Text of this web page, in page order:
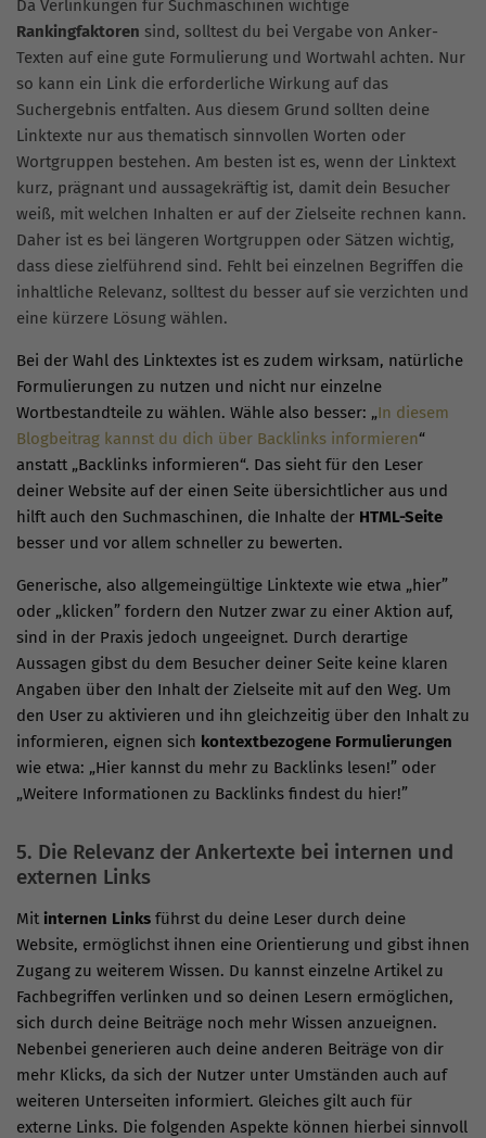
Da Verlinkungen für Suchmaschinen wichtige
Rankingfaktoren sind, solltest du bei Vergabe von Anker-
Texten auf eine gute Formulierung und Wortwahl achten. Nur
so kann ein Link die erforderliche Wirkung auf das
Suchergebnis entfalten. Aus diesem Grund sollten deine
Linktexte nur aus thematisch sinnvollen Worten oder
Wortgruppen bestehen. Am besten ist es, wenn der Linktext
kurz, prägnant und aussagekräftig ist, damit dein Besucher
weiß, mit welchen Inhalten er auf der Zielseite rechnen kann.
Daher ist es bei längeren Wortgruppen oder Sätzen wichtig,
dass diese zielführend sind. Fehlt bei einzelnen Begriffen die
inhaltliche Relevanz, solltest du besser auf sie verzichten und
eine kürzere Lösung wählen.
Bei der Wahl des Linktextes ist es zudem wirksam, natürliche
Formulierungen zu nutzen und nicht nur einzelne
Wortbestandteile zu wählen. Wähle also besser: „In diesem
Blogbeitrag kannst du dich über Backlinks informieren“
anstatt „Backlinks informieren“. Das sieht für den Leser
deiner Website auf der einen Seite übersichtlicher aus und
hilft auch den Suchmaschinen, die Inhalte der HTML-Seite
besser und vor allem schneller zu bewerten.
Generische, also allgemeingültige Linktexte wie etwa „hier”
oder „klicken” fordern den Nutzer zwar zu einer Aktion auf,
sind in der Praxis jedoch ungeeignet. Durch derartige
Aussagen gibst du dem Besucher deiner Seite keine klaren
Angaben über den Inhalt der Zielseite mit auf den Weg. Um
den User zu aktivieren und ihn gleichzeitig über den Inhalt zu
informieren, eignen sich kontextbezogene Formulierungen
wie etwa: „Hier kannst du mehr zu Backlinks lesen!” oder
„Weitere Informationen zu Backlinks findest du hier!”
5. Die Relevanz der Ankertexte bei internen und
externen Links
Mit internen Links führst du deine Leser durch deine
Website, ermöglichst ihnen eine Orientierung und gibst ihnen
Zugang zu weiterem Wissen. Du kannst einzelne Artikel zu
Fachbegriffen verlinken und so deinen Lesern ermöglichen,
sich durch deine Beiträge noch mehr Wissen anzueignen.
Nebenbei generieren auch deine anderen Beiträge von dir
mehr Klicks, da sich der Nutzer unter Umständen auch auf
weiteren Unterseiten informiert. Gleiches gilt auch für
externe Links. Die folgenden Aspekte können hierbei sinnvoll